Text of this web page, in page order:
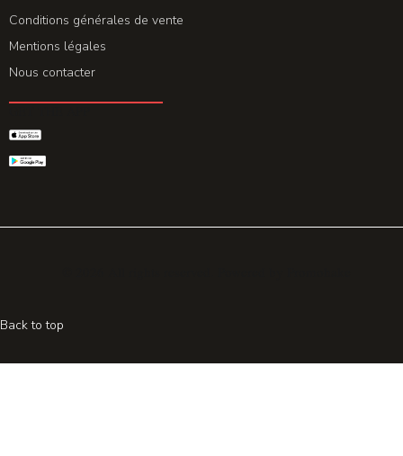
Conditions générales de vente
Mentions légales
Nous contacter
Back to top